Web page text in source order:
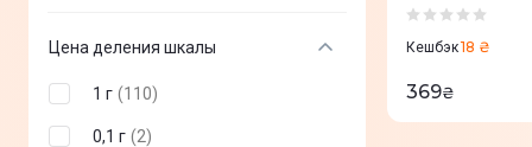
First Austria (2)
Mesko (2
Joseph Joseph
Цена деления шкалы
1 г (110)
0,1 г (2)
Кешбэк18 ₴
369₴